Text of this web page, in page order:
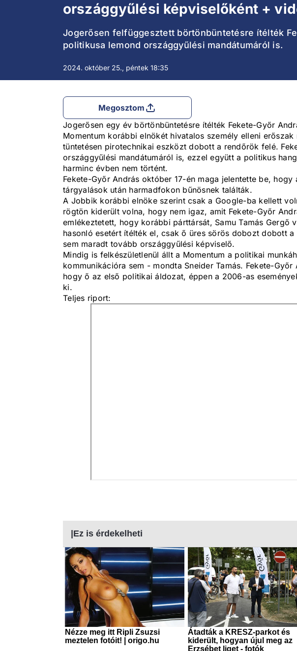
országgyűlési képviselőként +
Jogerősen felfüggesztett börtönbüntetésre ítélték
politikusa lemond országgyűlési mandátumáról is.
2024. október 25., péntek 18:35
Megosztom
Jogerősen egy év börtönbüntetésre ítélték Fekete-Győr
Momentum korábbi elnökét hivatalos személy elleni
tüntetésen pirotechnikai eszközt dobott a rendőrök felé.
országgyűlési mandátumáról is, ezzel együtt a politikus
harminc évben nem történt.
Fekete-Győr András október 17-én maga jelentette be,
tárgyalások után harmadfokon bűnösnek találták.
A Jobbik korábbi elnöke szerint csak a Google-ba kellett
rögtön kiderült volna, hogy nem igaz, amit Fekete-Győr
emlékeztetett, hogy korábbi párttársát, Samu Tamás Gergő
hasonló esetért ítélték el, csak ő üres sörös dobozt dobott a
sem maradt tovább országgyűlési képviselő.
Mindig is felkészületlenül állt a Momentum a politikai
kommunikációra sem - mondta Sneider Tamás. Fekete-
hogy ő az első politikai áldozat, éppen a 2006-as
ki.
Teljes riport: